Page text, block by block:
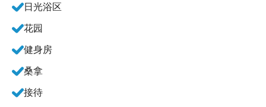
日光浴区
花园
健身房
桑拿
接待